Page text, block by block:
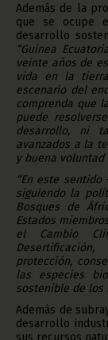
Además de la
que se ocupe
desarrollo
“Guinea
veinte años de
vida en la
escenario del
comprenda que
puede
desarrollo, ni
avanzados a la
y buena
“En este sentido
siguiendo la
Bosques de
Estados
el Cambio
protección,
las especies
sostenible de los
Además de
desarrollo
sus recursos